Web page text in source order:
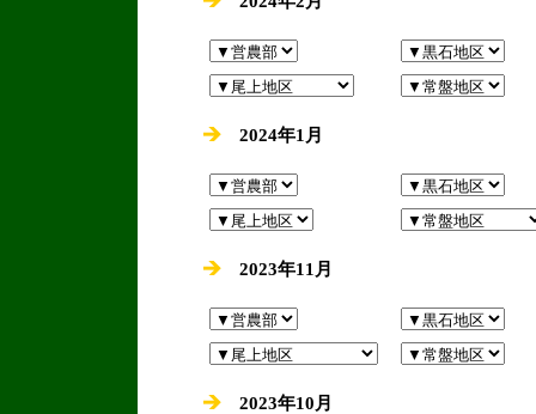
2024年1月
2023年11月
2023年10月